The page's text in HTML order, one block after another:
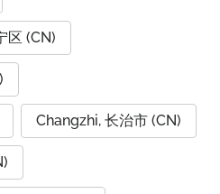
区 (CN)
Changzhi, 长治市 (CN)